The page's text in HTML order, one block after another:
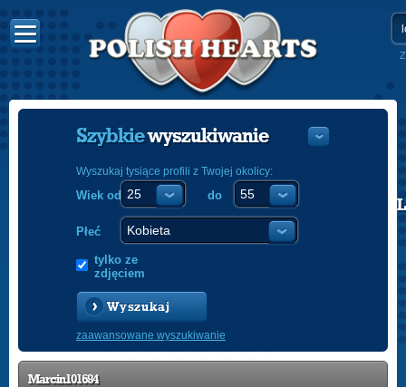
POLISH
Szybkiewyszukiwanie
Wyszukaj tysiące profili z Twojej okolicy:
Wiek od do
Płeć
tylko ze
zdjęciem
Wyszukaj
zaawansowane wyszukiwanie
Marcin101684